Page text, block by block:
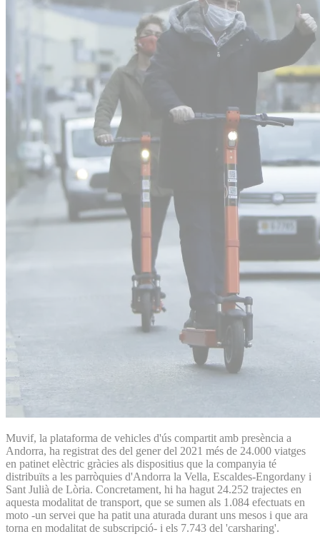
Muvif, la plataforma de vehicles d'ús compartit amb presència a
Andorra, ha registrat des del gener del 2021 més de 24.000 viatges
en patinet elèctric gràcies als dispositius que la companyia té
distribuïts a les parròquies d'Andorra la Vella, Escaldes-Engordany i
Sant Julià de Lòria. Concretament, hi ha hagut 24.252 trajectes en
aquesta modalitat de transport, que se sumen als 1.084 efectuats en
moto -un servei que ha patit una aturada durant uns mesos i que ara
torna en modalitat de subscripció- i els 7.743 del 'carsharing'.